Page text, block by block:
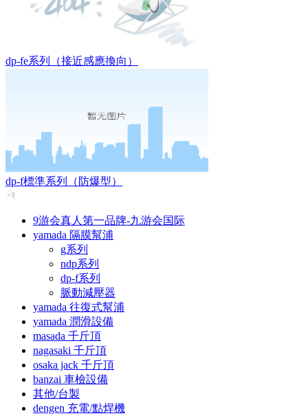
dp-fe系列（接近感應換向）
dp-f標準系列（防爆型）
9游会真人第一品牌-九游会国际
yamada 隔膜幫浦
g系列
ndp系列
dp-f系列
脈動減壓器
yamada 往復式幫浦
yamada 潤滑設備
masada 千斤頂
nagasaki 千斤頂
osaka jack 千斤頂
banzai 車檢設備
其他/台製
dengen 充電/點焊機